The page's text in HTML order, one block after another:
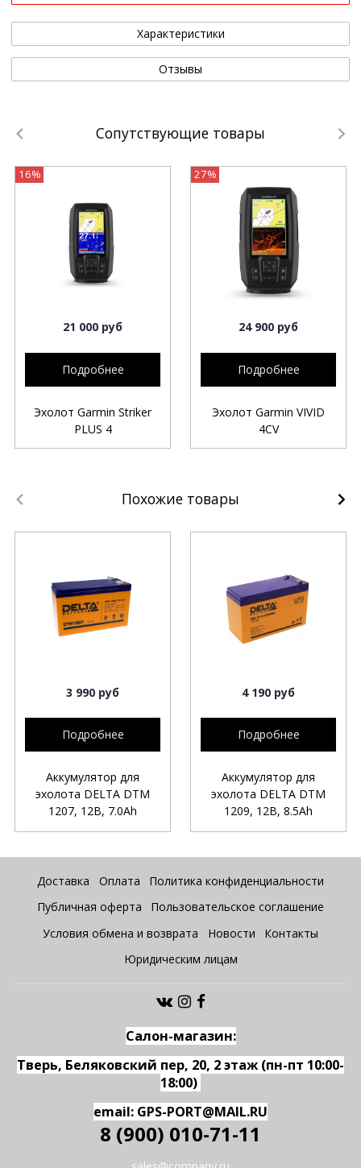
Характеристики
Отзывы
Сопутствующие товары
16%
21 000 руб
Подробнее
Эхолот Garmin Striker
PLUS 4
27%
24 900 руб
Подробнее
Эхолот Garmin VIVID
4CV
Похожие товары
3 990 руб
Подробнее
Аккумулятор для
эхолота DELTA DTM
1207, 12В, 7.0Ah
4 190 руб
Подробнее
Аккумулятор для
эхолота DELTA DTM
1209, 12В, 8.5Ah
Доставка Оплата
Политика конфиденциальности
Публичная оферта
Пользовательское соглашение
Условия обмена и возврата
Новости
Контакты
Юридическим лицам
Салон-магазин:
Тверь, Беляковский пер, 20, 2 этаж (пн-пт 10:00-
18:00)
email: GPS-PORT@MAIL.RU
8 (900) 010-71-11